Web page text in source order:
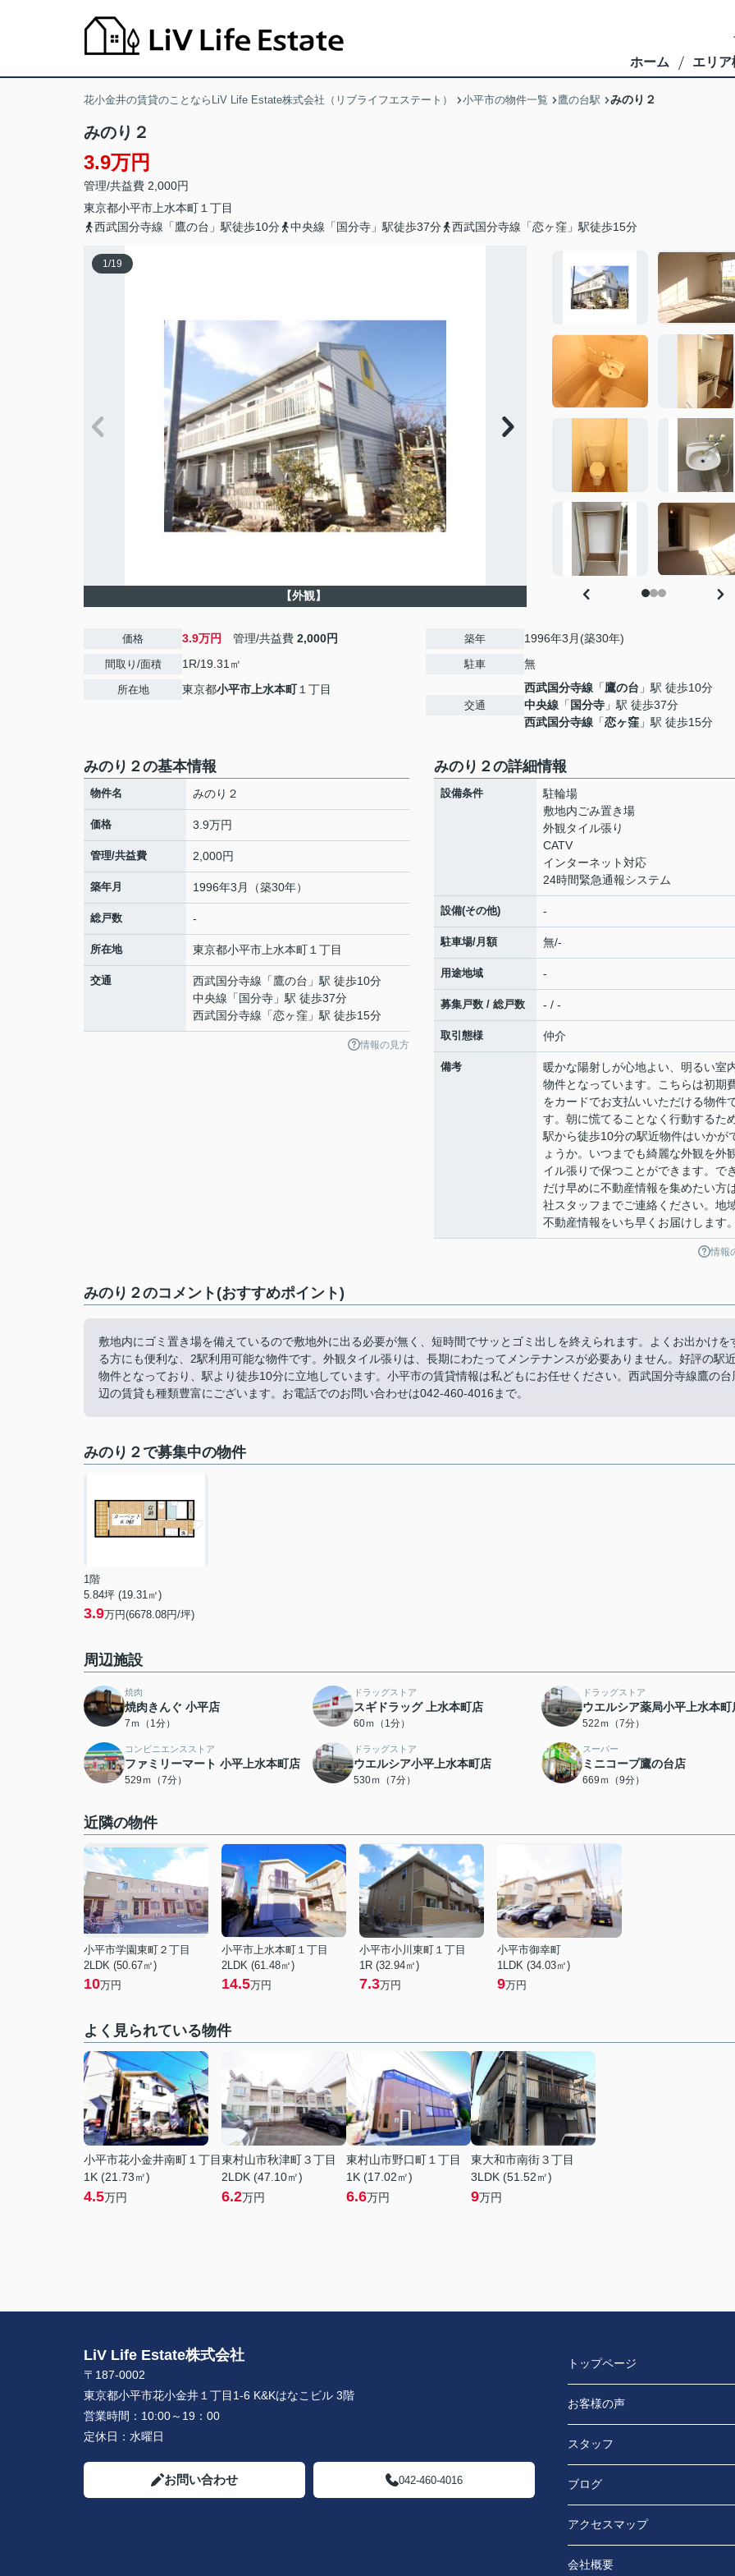
ホーム エリア
花小金井の賃貸のことならLiV Life Estate株式会社（リブライフエステート） 小平市の物件一覧 鷹の台駅 みのり２
みのり２
3.9万円
管理/共益費 2,000円
東京都小平市 上水本町 １丁目
西武国分寺線「鷹の台」駅徒歩10分
中央線「国分寺」駅徒歩37分 西武国分寺線「恋ヶ窪」駅徒歩15分
1/19
【外観】
価格 3.9万円 管理/共益費 2,000円
間取り/面積 1R/19.31㎡
所在地 東京都小平市 上水本町１丁目
築年 1996年3月(築30年)
駐車 無
交通
西武国分寺線 「鷹の台 」駅 徒歩10分
中央線 「 国分寺 」駅 徒歩37分
西武国分寺線 「恋ヶ窪 」駅 徒歩15分
みのり２の基本情報
物件名 みのり２
価格 3.9万円
管理/共益費 2,000円
築年月 1996年3月（築30年）
総戸数 -
所在地 東京都小平市 上水本町 １丁目
交通 西武国分寺線 「鷹の台 」駅 徒歩10分
中央線 「 国分寺 」駅 徒歩37分
西武国分寺線 「恋ヶ窪 」駅 徒歩15分
情報の見方
みのり２の詳細情報
設備条件
駐輪場
敷地内ごみ置き場
外観タイル張り
CATV
インターネット対応
24時間緊急通報システム
設備(その他) -
駐車場/月額 無/-
用途地域 -
募集戸数 / 総戸数 - / -
取引態様 仲介
備考
暖かな陽射しが心地よい、明るい室
物件となっています。こちらは初期
をカードでお支払いいただける物件
す。朝に慌てることなく行動するた
駅から徒歩10分の駅近物件はいかが
ょうか。いつまでも綺麗な外観を外
イル張りで保つことができます。で
だけ早めに不動産情報を集めたい方
社スタッフまでご連絡ください。地
不動産情報をいち早くお届けします
情報
みのり２のコメント(おすすめポイント)
敷地内にゴミ置き場を備えているので敷地外に出る必要が無く、短時間でサッとゴミ出しを終えられます。よくお出かけを
る方にも便利な、2駅利用可能な物件です。外観タイル張りは、長期にわたってメンテナンスが必要ありません。好評の駅
物件となっており、駅より徒歩10分に立地しています。小平市の賃貸情報は私どもにお任せください。西武国分寺線鷹の台
辺の賃貸も種類豊富にございます。お電話でのお問い合わせは042-460-4016まで。
みのり２で募集中の物件
1階
5.84坪 (19.31㎡)
3.9万円(6678.08円/坪)
周辺施設
焼肉
焼肉きんぐ 小平店
7ｍ（1分）
ドラッグストア
スギドラッグ 上水本町店
60ｍ（1分）
ドラッグストア
ウエルシア薬局小平上水本町
522ｍ（7分）
コンビニエンスストア
ファミリーマート 小平上水本町店
529ｍ（7分）
ドラッグストア
ウエルシア小平上水本町店
530ｍ（7分）
スーパー
ミニコープ鷹の台店
669ｍ（9分）
近隣の物件
小平市学園東町２丁目
2LDK (50.67㎡)
10万円
小平市上水本町１丁目
2LDK (61.48㎡)
14.5万円
小平市小川東町１丁目
1R (32.94㎡)
7.3万円
小平市御幸町
1LDK (34.03㎡)
9万円
よく見られている物件
小平市花小金井南町１丁目
1K (21.73㎡)
4.5万円
東村山市秋津町３丁目
2LDK (47.10㎡)
6.2万円
東村山市野口町１丁目
1K (17.02㎡)
6.6万円
東大和市南街３丁目
3LDK (51.52㎡)
9万円
LiV Life Estate株式会社
〒187-0002
東京都小平市花小金井１丁目1-6 K&Kはなこビル 3階
営業時間： 10:00～19：00
定休日： 水曜日
お問い合わせ 042-460-4016
トップページ
お客様の声
スタッフ
ブログ
アクセスマップ
会社概要